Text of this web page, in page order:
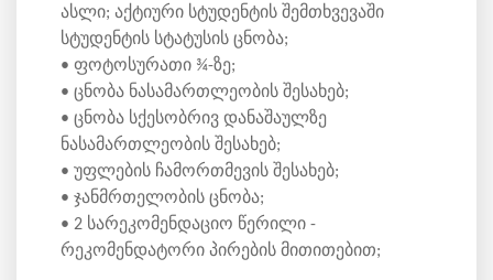
ასლი; აქტიური სტუდენტის შემთხვევაში
სტუდენტის სტატუსის ცნობა;
• ფოტოსურათი ¾-ზე;
• ცნობა ნასამართლეობის შესახებ;
• ცნობა სქესობრივ დანაშაულზე
ნასამართლეობის შესახებ;
• უფლების ჩამორთმევის შესახებ;
• ჯანმრთელობის ცნობა;
• 2 სარეკომენდაციო წერილი -
რეკომენდატორი პირების მითითებით;